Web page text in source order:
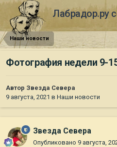
Лабрадор.ру
Наши новости
Фотография недели 9-
Автор Звезда Севера
9 августа, 2021 в Наши новости
Звезда Севера
Опубликовано 9 августа,